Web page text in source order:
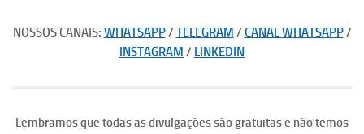
NOSSOS CANAIS: WHATSAPP/ TELEGRAM / CANAL WHATSAPP/
INSTAGRAM / LINKEDIN
Lembramos que todas as divulgações são gratuitas e não temos